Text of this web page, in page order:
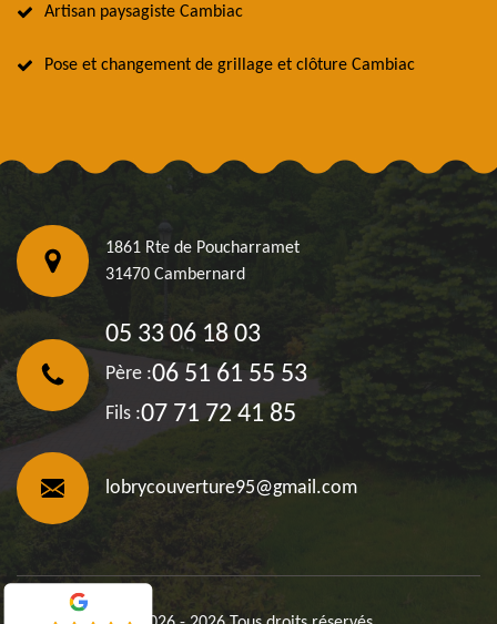
Artisan paysagiste Cambiac
Pose et changement de grillage et clôture Cambiac
1861 Rte de Poucharramet
31470 Cambernard
05 33 06 18 03
Père :06 51 61 55 53
Fils :07 71 72 41 85
lobrycouverture95@gmail.com